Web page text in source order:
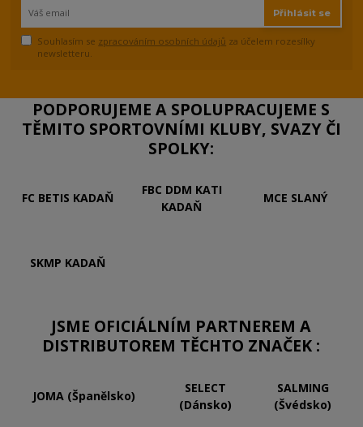
Přihlásit se
Souhlasím se zpracováním osobních údajů za účelem rozesílky
newsletteru.
PODPORUJEME A SPOLUPRACUJEME S
TĚMITO SPORTOVNÍMI KLUBY, SVAZY ČI
SPOLKY:
FC BETIS KADAŇ
FBC DDM KATI
KADAŇ
MCE SLANÝ
SKMP KADAŇ
JSME OFICIÁLNÍM PARTNEREM A
DISTRIBUTOREM TĚCHTO ZNAČEK :
JOMA (Španělsko)
SELECT
(Dánsko)
SALMING
(Švédsko)